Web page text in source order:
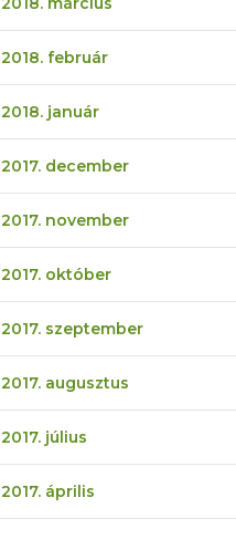
2018. február
2018. január
2017. december
2017. november
2017. október
2017. szeptember
2017. augusztus
2017. július
2017. április